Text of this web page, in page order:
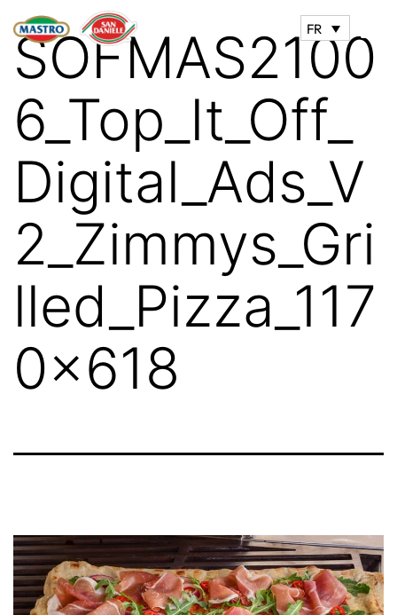
FR
SOFMAS2100
6_Top_It_Off_
Digital_Ads_V
2_Zimmys_Gri
lled_Pizza_117
0x618